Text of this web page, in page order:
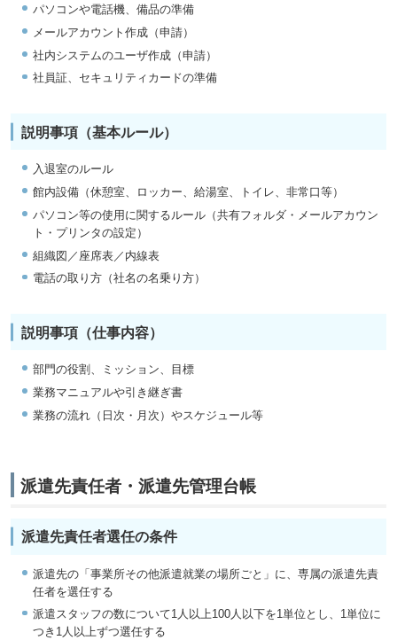
パソコンや電話機、備品の準備
メールアカウント作成（申請）
社内システムのユーザ作成（申請）
社員証、セキュリティカードの準備
説明事項（基本ルール）
入退室のルール
館内設備（休憩室、ロッカー、給湯室、トイレ、非常口等）
パソコン等の使用に関するルール（共有フォルダ・メールアカウン
ト・プリンタの設定）
組織図／座席表／内線表
電話の取り方（社名の名乗り方）
説明事項（仕事内容）
部門の役割、ミッション、目標
業務マニュアルや引き継ぎ書
業務の流れ（日次・月次）やスケジュール等
派遣先責任者・派遣先管理台帳
派遣先責任者選任の条件
派遣先の「事業所その他派遣就業の場所ごと」に、専属の派遣先責
任者を選任する
派遣スタッフの数について1人以上100人以下を1単位とし、1単位に
つき1人以上ずつ選任する